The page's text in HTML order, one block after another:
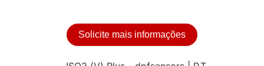
Solicite mais informações